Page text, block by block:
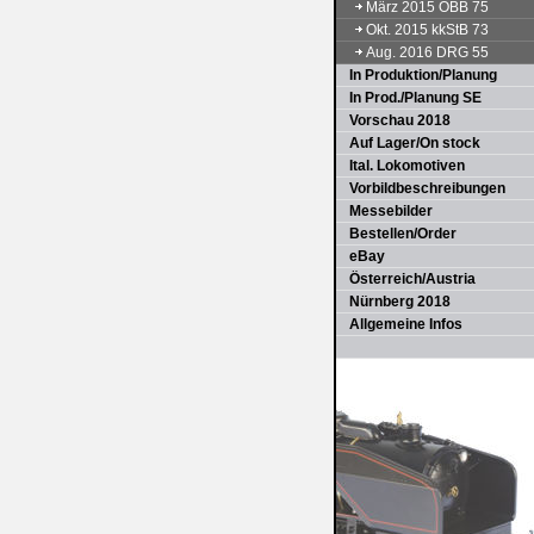
März 2015 ÖBB 75
Okt. 2015 kkStB 73
Aug. 2016 DRG 55
In Produktion/Planung
In Prod./Planung SE
Vorschau 2018
Auf Lager/On stock
Ital. Lokomotiven
Vorbildbeschreibungen
Messebilder
Bestellen/Order
eBay
Österreich/Austria
Nürnberg 2018
Allgemeine Infos